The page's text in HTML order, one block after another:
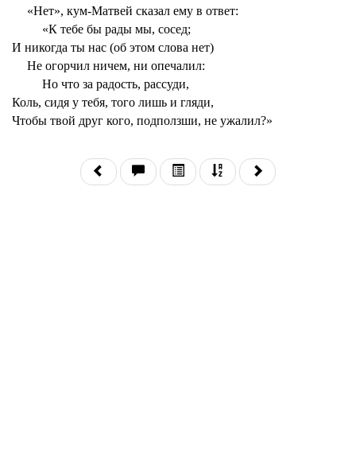
«Нет», кум-Матвей сказал ему в ответ:
«К тебе бы рады мы, сосед;
И никогда ты нас (об этом слова нет)
Не огорчил ничем, ни опечалил:
Но что за радость, рассуди,
Коль, сидя у тебя, того лишь и гляди,
Чтобы твой друг кого, подползши, не ужалил?»